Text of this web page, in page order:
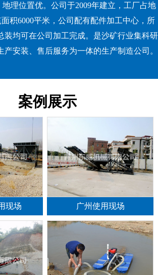
理位置优。公司于2009年建立，工厂占地
积6000平米，公司配有配件加工中心，所
装均可在公司加工完成。是沙矿行业集科研
产安装、售后服务为一体的生产制造公司。
案例展示
现场 广州使用现场